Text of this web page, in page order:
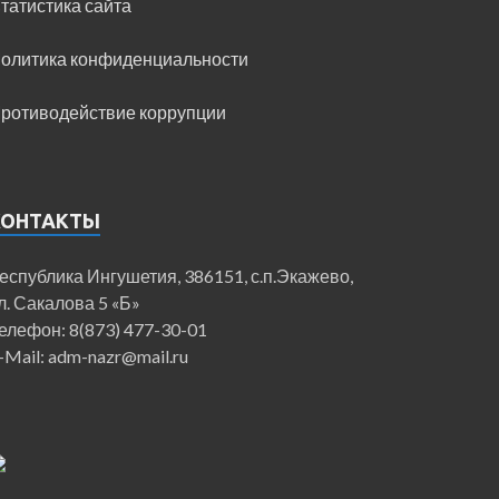
сайта
конфиденциальности
коррупции
Ингушетия, 386151, с.п.Экажево,
Сакалова 5 «Б»
8(873) 477-30-01
Mail: adm-nazr@mail.ru